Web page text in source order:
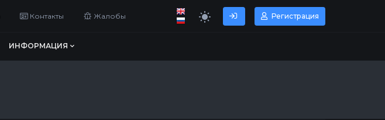
Контакты Жалобы Регистрация
ИНФОРМАЦИЯ